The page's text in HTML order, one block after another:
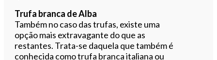
Trufa branca de Alba
Também no caso das trufas, existe uma
opção mais extravagante do que as
restantes. Trata-se daquela que também é
conhecida como trufa branca italiana ou